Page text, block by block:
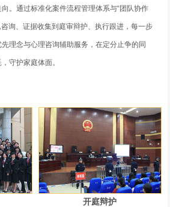
。通过标准化案件流程管理体系与“团队协作
询、证据收集到庭审辩护、执行跟进，每一步
理念与心理咨询辅助服务，在定分止争的同
守护家庭体面。
开庭辩护